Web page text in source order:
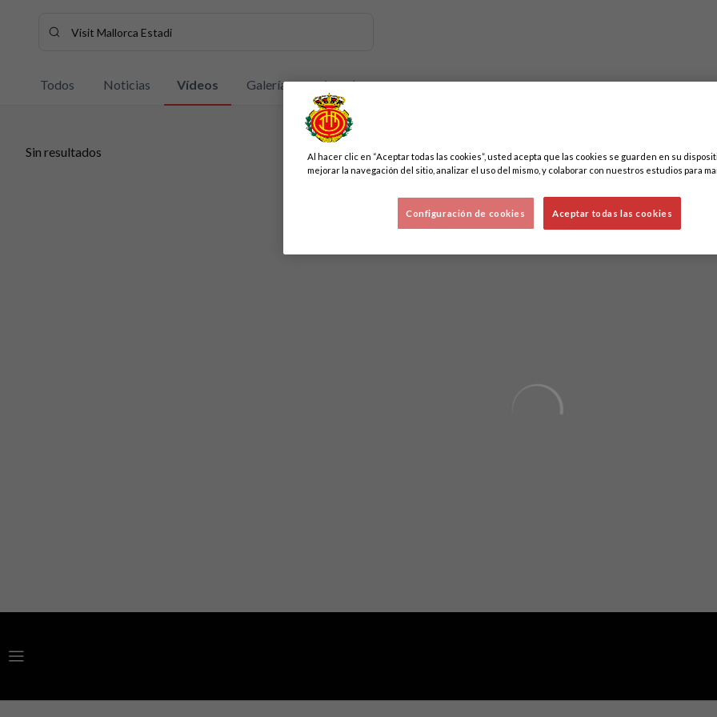
Introduce tu búsqueda, espera unos instantes y te mostraremos contenidos relacionados con esta. Mínimo tres caracteres.
Todos Noticias Vídeos Galerías Jugadores
Sin resultados
Al hacer clic en “Aceptar todas las cookies”, usted acepta que las cookies se guarden en su
mejorar la navegación del sitio, analizar el uso del mismo, y colaborar con nuestros estudios para
Aceptar todas las cookies
Configuración de cookies